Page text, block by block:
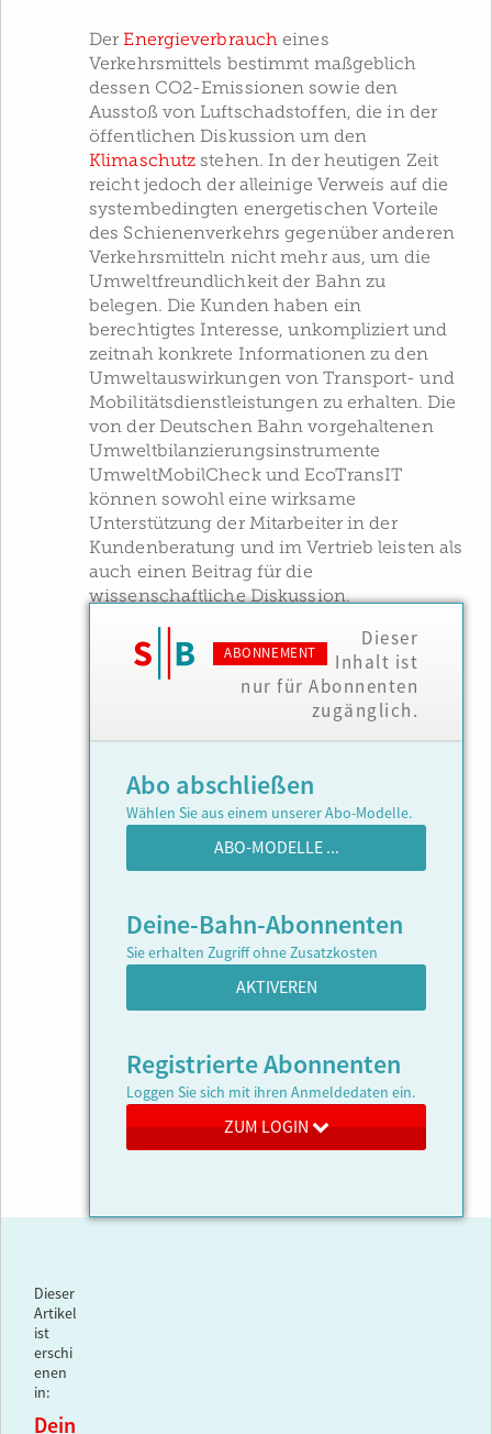
DerEnergieverbrauch eines
Verkehrsmittels bestimmt maßgeblich
dessen CO2-Emissionen sowie den
Ausstoß von Luftschadstoffen, die in der
öffentlichen Diskussion um den
Klimaschutz stehen. In der heutigen Zeit
reicht jedoch der alleinige Verweis auf die
systembedingten energetischen Vorteile
des Schienenverkehrs gegenüber anderen
Verkehrsmitteln nicht mehr aus, um die
Umweltfreundlichkeit der Bahn zu
belegen. Die Kunden haben ein
berechtigtes Interesse, unkompliziert und
zeitnah konkrete Informationen zu den
Umweltauswirkungen von Transport- und
Mobilitätsdienstleistungen zu erhalten. Die
von der Deutschen Bahn vorgehaltenen
Umweltbilanzierungsinstrumente
UmweltMobilCheck und EcoTransIT
können sowohl eine wirksame
Unterstützung der Mitarbeiter in der
Kundenberatung und im Vertrieb leisten als
auch einen Beitrag für die
wissenschaftliche Diskussion.
ABONNEMENT
Dieser
Inhalt ist
nur für Abonnenten
zugänglich.
Abo abschließen
Wählen Sie aus einem unserer Abo-Modelle.
ABO-MODELLE ...
Deine-Bahn-Abonnenten
Sie erhalten Zugriff ohne Zusatzkosten
AKTIVEREN
Registrierte Abonnenten
Loggen Sie sich mit ihren Anmeldedaten ein.
ZUM LOGIN
Dieser
Artikel
ist
erschi
enen
in:
Dein